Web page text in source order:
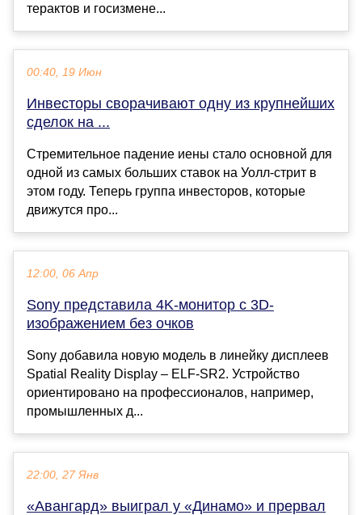
терактов и госизмене...
00:40, 19 Июн
Инвесторы сворачивают одну из крупнейших
сделок на ...
Стремительное падение иены стало основной для
одной из самых больших ставок на Уолл-стрит в
этом году. Теперь группа инвесторов, которые
движутся про...
12:00, 06 Апр
Sony представила 4K-монитор с 3D-
изображением без очков
Sony добавила новую модель в линейку дисплеев
Spatial Reality Display – ELF-SR2. Устройство
ориентировано на профессионалов, например,
промышленных д...
22:00, 27 Янв
«Авангард» выиграл у «Динамо» и прервал